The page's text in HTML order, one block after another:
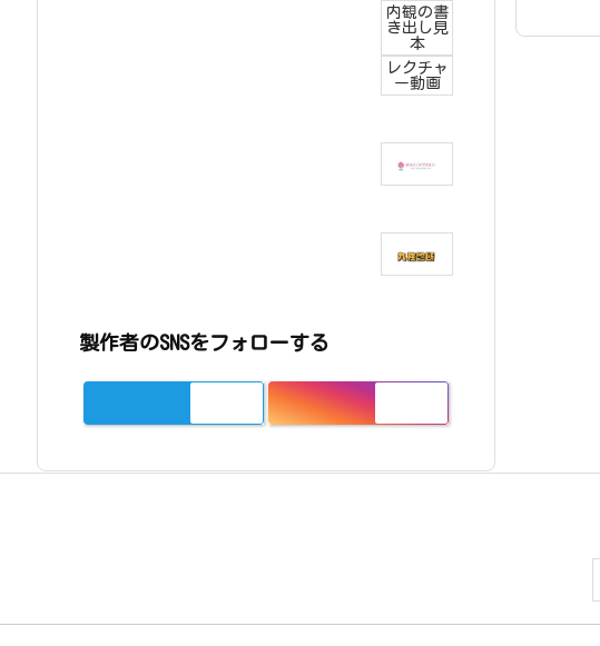
内観の書
き出し見
本
レクチャ
ー動画
製作者のSNSをフォローする